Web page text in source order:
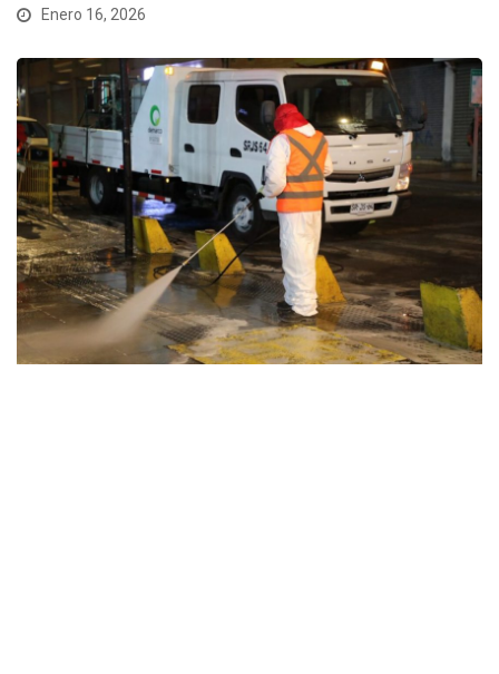
Enero 16, 2026